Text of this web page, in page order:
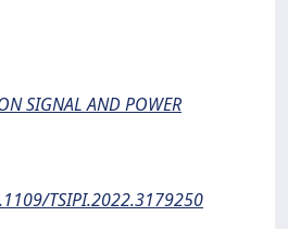
SIGNAL AND POWER
TSIPI.2022.3179250